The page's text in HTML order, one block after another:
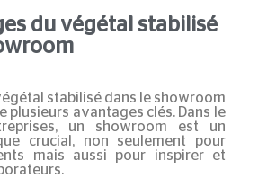
du végétal stabilisé
stabilisédans le showroom
plusieurs avantages clés. Dans le
un showroom est un
crucial, non seulement pour
mais aussi pour inspirer et